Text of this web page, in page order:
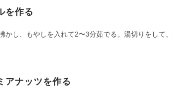
を作る
かし、もやしを入れて2〜3分茹でる。湯切りをして
アナッツを作る